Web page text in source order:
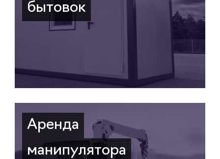
бытовок
Аренда
манипулятора